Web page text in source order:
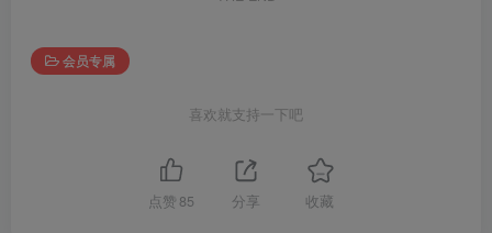
会员专属
喜欢就支持一下吧
点赞 85 分享 收藏